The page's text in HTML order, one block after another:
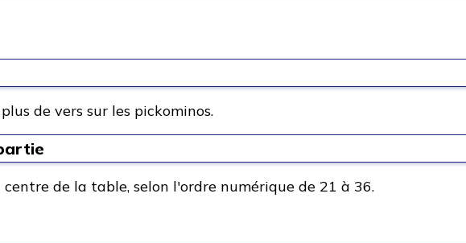
de vers sur les pickominos.
de la table, selon l'ordre numérique de 21 à 36.